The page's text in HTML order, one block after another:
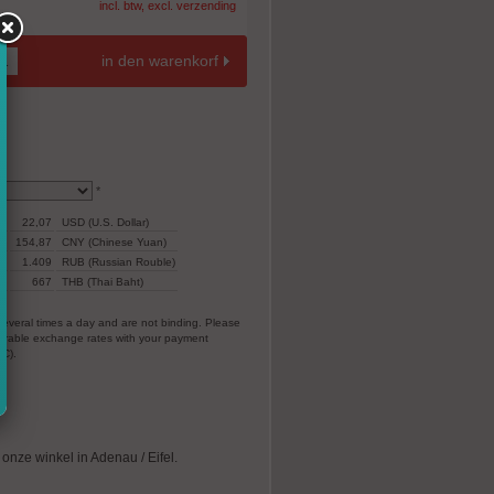
incl. btw, excl. verzending
in den warenkorf
*
22,07
USD (U.S. Dollar)
154,87
CNY (Chinese Yuan)
1.409
RUB (Russian Rouble)
667 THB (Thai Baht)
times a day and are not binding. Please
exchange rates with your payment
winkel in Adenau / Eifel.